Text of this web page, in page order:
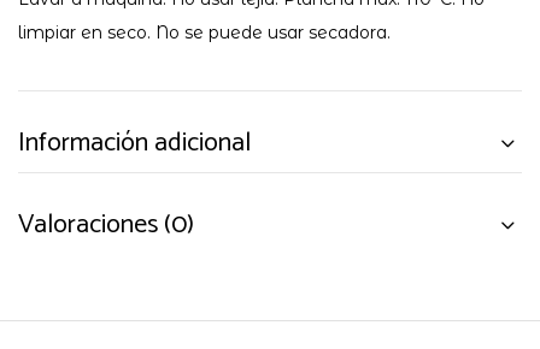
limpiar en seco. No se puede usar secadora.
Información adicional
Valoraciones (0)